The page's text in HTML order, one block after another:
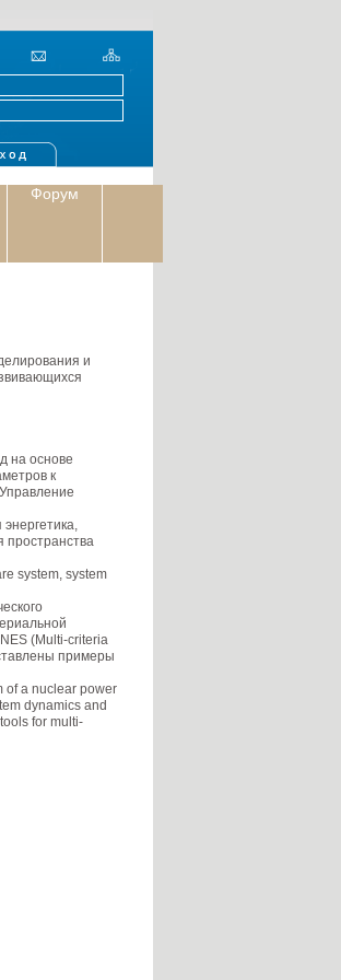
Форум
и
на основе
к
пространства
system, system
(Multi-criteria
примеры
of a nuclear power
dynamics and
for multi-